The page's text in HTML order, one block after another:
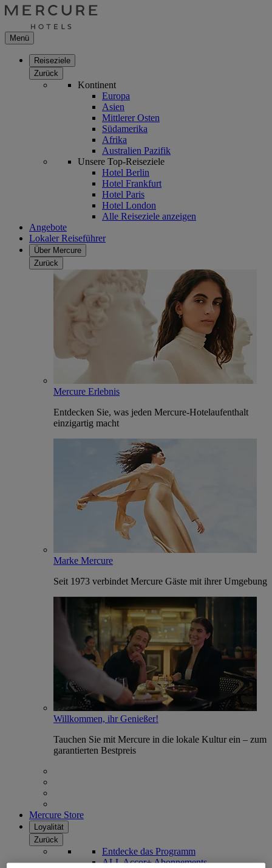
Menü
Reiseziele
Zurück
Kontinent
Europa
Asien
Mittlerer Osten
Südamerika
Afrika
Australien Pazifik
Unsere Top-Reiseziele
Hotel Berlin
Hotel Frankfurt
Hotel Paris
Hotel London
Alle Reiseziele anzeigen
Angebote
Lokaler Reiseführer
Über Mercure
Zurück
Mercure Erlebnis
Entdecken Sie, was jeden Mercure-Hotelaufenthalt
einzigartig macht
Marke Mercure
Seit 1973 verbindet Mercure Gäste mit ihrer Umgebung
Willkommen, ihr Genießer!
Tauchen Sie mit Mercure in die lokale Kultur ein – zum
garantierten Bestpreis
Mercure Store
Loyalität
Zurück
Entdecke das Programm
ALL Accor+ Abonnements